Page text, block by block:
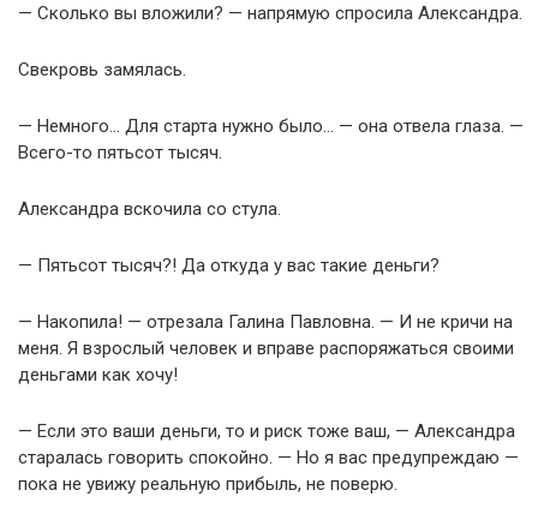
— Сколько вы вложили? — напрямую спросила Александра.
Свекровь замялась.
— Немного… Для старта нужно было… — она отвела глаза. —
Всего-то пятьсот тысяч.
Александра вскочила со стула.
— Пятьсот тысяч?! Да откуда у вас такие деньги?
— Накопила! — отрезала Галина Павловна. — И не кричи на
меня. Я взрослый человек и вправе распоряжаться своими
деньгами как хочу!
— Если это ваши деньги, то и риск тоже ваш, — Александра
старалась говорить спокойно. — Но я вас предупреждаю —
пока не увижу реальную прибыль, не поверю.